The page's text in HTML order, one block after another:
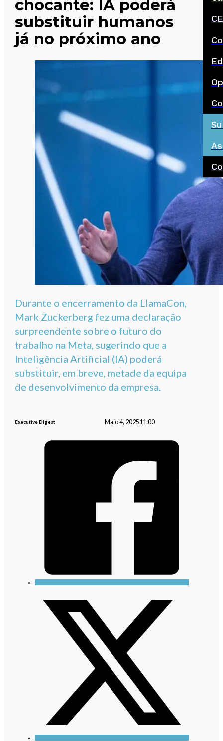
chocante: IA poderá
substituir humanos
já no próximo ano
Durante o encerramento da LlamaCon,
Mark Zuckerberg fez uma declaração
surpreendente sobre o futuro do
trabalho na Meta, sugerindo que a
Inteligência Artificial (IA) poderá
substituir, em breve, metade da equipa
de desenvolvimento da empresa.
Executive Digest Maio 4, 202511:00